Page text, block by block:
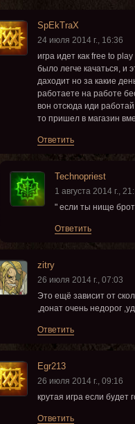
SpEkTraX
24 июля 2014 г., 16:36
игра идет как free to
было легче качаться, и
даходит но за какие
работаете на работе
вон отсюда иди
то пришел в магазин
Ответить
Technopriest
1 августа 2014 г.,
" если ты нище брот
Ответить
zitry
26 июля 2014 г., 07:03
Это ещё зависит от
,донат очень недорог
Ответить
Egr213
26 июля 2014 г., 09:16
крутая игра если будет
Ответить